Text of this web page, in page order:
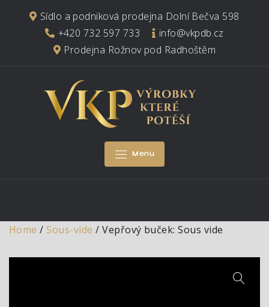
Sídlo a podniková prodejna Dolní Bečva 598
+420 732 597 733
info@vkpdb.cz
Prodejna Rožnov pod Radhoštěm
Menu
Home /Sous-vide / Vepřový buček: Sous vide